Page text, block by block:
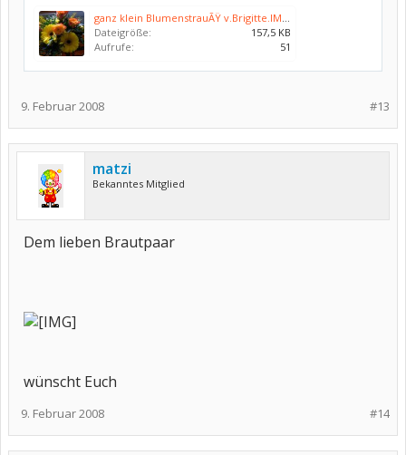
ganz klein BlumenstrauÃŸ v.Brigitte.IMG_0728.jpg
Dateigröße:
157,5 KB
Aufrufe:
51
#13
9. Februar 2008
matzi
Bekanntes Mitglied
Dem lieben Brautpaar
wünscht Euch
#14
9. Februar 2008